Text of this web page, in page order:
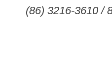
(86) 3216-3610 /